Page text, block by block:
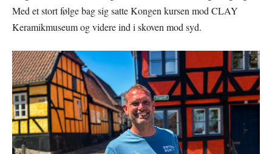
Med et stort følge bag sig satte Kongen kursen mod CLAY
Keramikmuseum og videre ind i skoven mod syd.